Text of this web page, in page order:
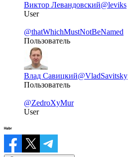
Виктор Левандовский@leviks
User
@thatWhichMustNotBeNamed
Пользователь
Влад Савицкий@VladSavitsky
Пользователь
@ZedroXyMur
User